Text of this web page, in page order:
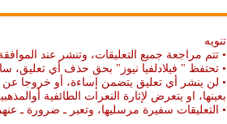
تنويه
• تتم مراجعة جميع التعليقات، وتنشر عند
• تحتفظ " فيلادلفيا نيوز" بحق حذف أي تعليق،
• لن ينشر أي تعليق يتضمن إساءة، أو خروجا عن
بعينها، او يتعرض لإثارة النعرات الطائفية
• التعليقات سفيرة مرسليها، وتعبر ـ ضرورة